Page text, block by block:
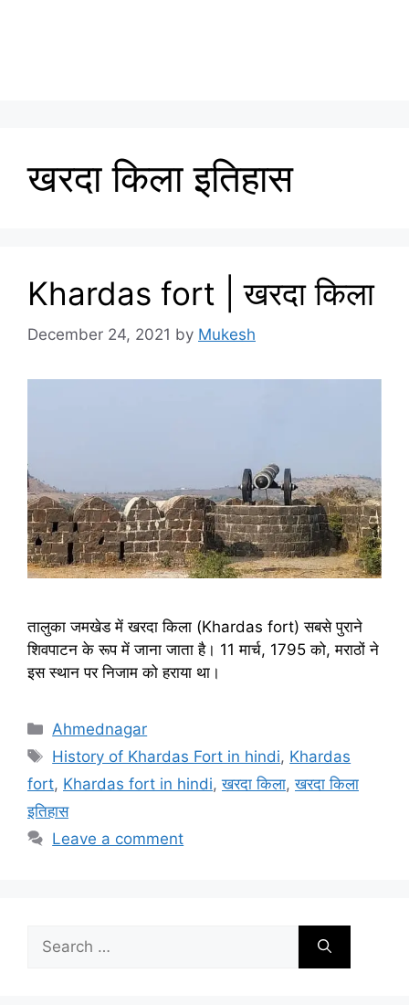
खरदा किला इतिहास
Khardas fort | खरदा किला
December 24, 2021 by Mukesh
तालुका जमखेड में खरदा किला (Khardas fort) सबसे पुराने
शिवपाटन के रूप में जाना जाता है। 11 मार्च, 1795 को, मराठों ने
इस स्थान पर निजाम को हराया था।
Categories
Ahmednagar
Tags
History of Khardas Fort in hindi, Khardas
fort, Khardas fort in hindi,खरदा किला,खरदा किला
इतिहास
Leave a comment
for: